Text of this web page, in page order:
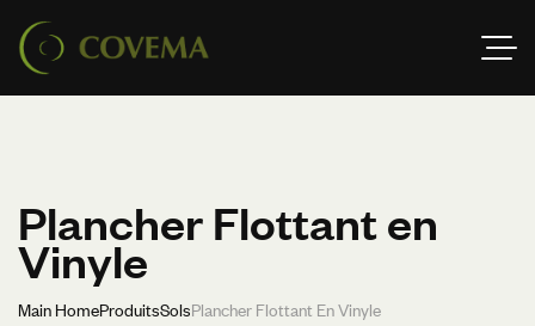
Plancher Flottant en
Vinyle
Main HomeProduitsSolsPlancher Flottant En Vinyle